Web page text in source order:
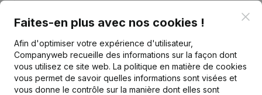
Publications de Immo Trade Evolution
Faites-en plus avec nos cookies !
Afin d'optimiser votre expérience d'utilisateur,
Companyweb recueille des informations sur la façon dont
vous utilisez ce site web. La politique en matière de cookies
vous permet de savoir quelles informations sont visées et
vous donne le contrôle sur la manière dont elles sont